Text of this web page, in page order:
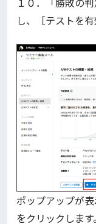
し、［テストを
ポップアップが
をクリックします。